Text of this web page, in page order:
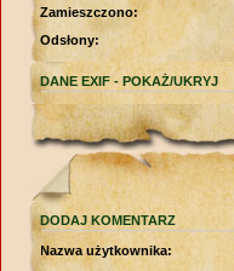
Zamieszczono:
Odsłony:
DANE EXIF -POKAŻ/UKRYJ
DODAJ KOMENTARZ
Nazwa użytkownika: